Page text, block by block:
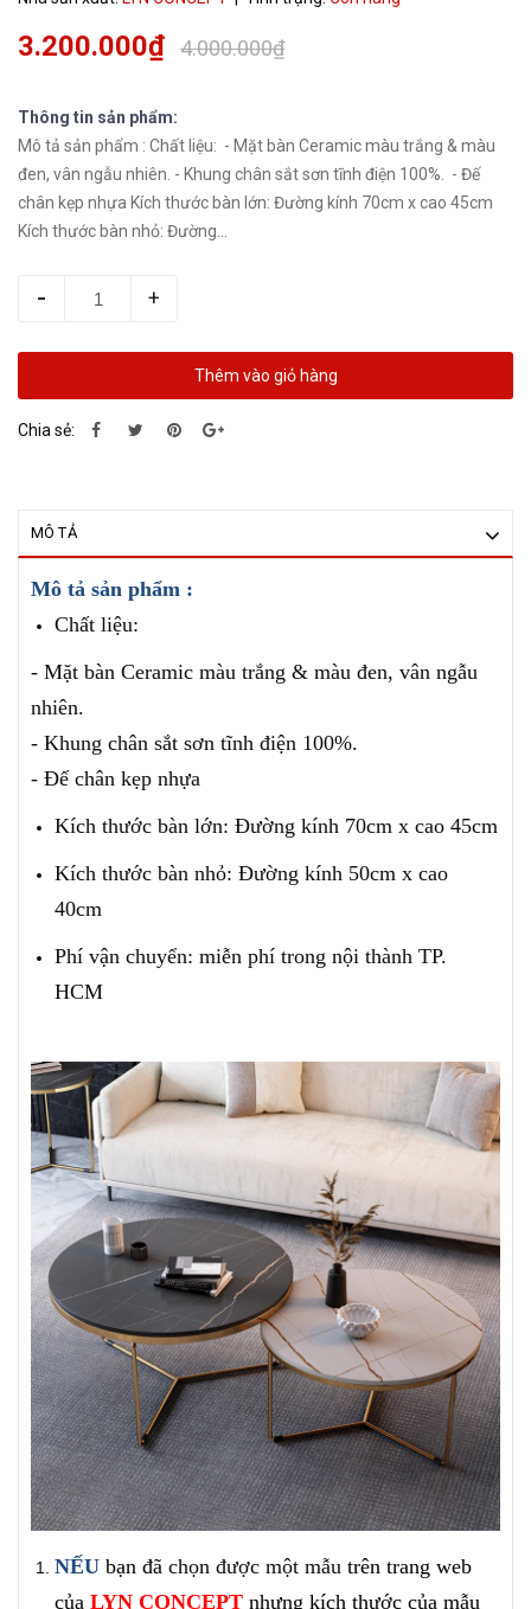
3.200.000₫ 4.000.000₫
Thông tin sản phẩm:
Mô tả sản phẩm : Chất liệu: - Mặt bàn Ceramic màu trắng & màu
đen, vân ngẫu nhiên. - Khung chân sắt sơn tĩnh điện 100%. - Đế
chân kẹp nhựa Kích thước bàn lớn: Đường kính 70cm x cao 45cm
Kích thước bàn nhỏ: Đường...
- +
Thêm vào giỏ hàng
Chia sẻ:
MÔ TẢ
Mô tả sản phẩm :
Chất liệu:
- Mặt bàn Ceramic màu trắng & màu đen, vân ngẫu
nhiên.
- Khung chân sắt sơn tĩnh điện 100%.
- Đế chân kẹp nhựa
Kích thước bàn lớn: Đường kính 70cm x cao 45cm
Kích thước bàn nhỏ: Đường kính 50cm x cao
40cm
Phí vận chuyển: miễn phí trong nội thành TP.
HCM
NẾU bạn đã chọn được một mẫu trên trang web
của LYN CONCEPT nhưng kích thước của mẫu